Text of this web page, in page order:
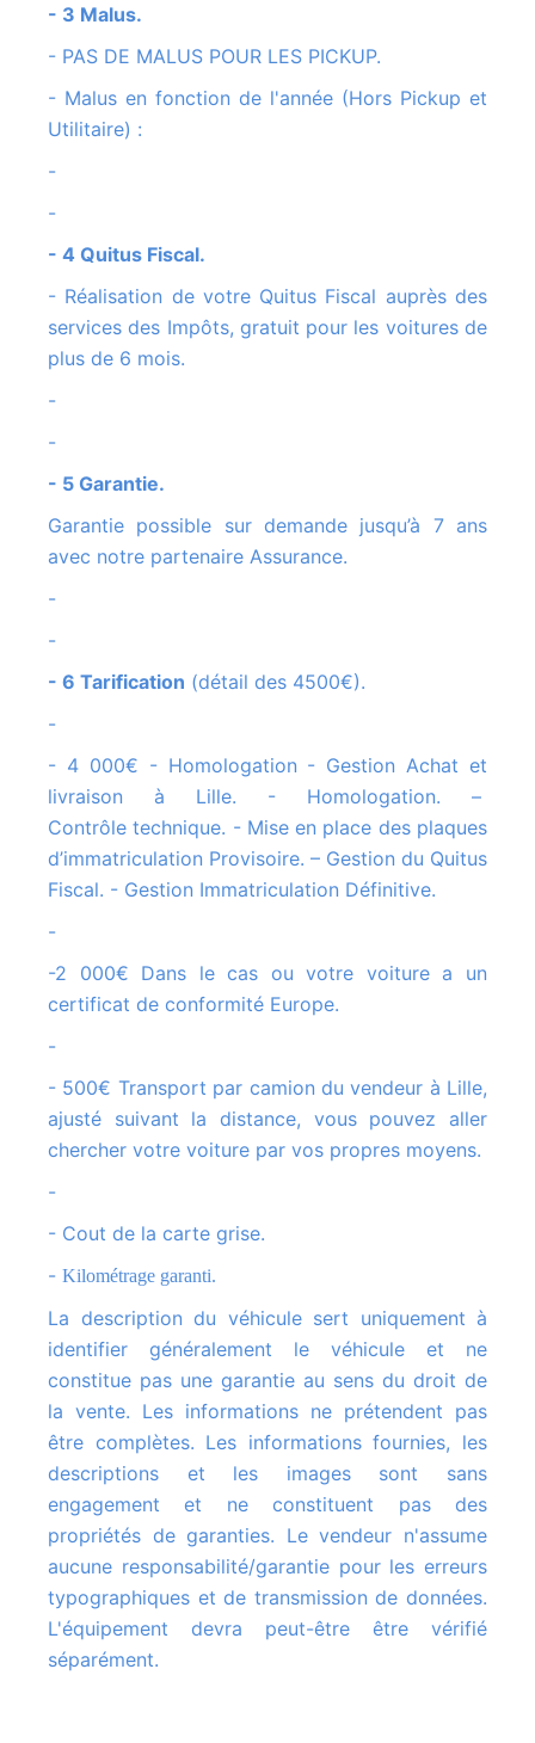
- 3 Malus.
- PAS DE MALUS POUR LES PICKUP.
- Malus en fonction de l'année (Hors Pickup et
Utilitaire) :
-
-
- 4 Quitus Fiscal.
- Réalisation de votre Quitus Fiscal auprès des
services des Impôts, gratuit pour les voitures de
plus de 6 mois.
-
-
- 5 Garantie.
Garantie possible sur demande jusqu’à 7 ans
avec notre partenaire Assurance.
-
-
- 6 Tarification (détail des 4500€).
-
- 4 000€ - Homologation - Gestion Achat et
livraison à Lille. - Homologation. –
Contrôle technique. - Mise en place des plaques
d’immatriculation Provisoire. – Gestion du Quitus
Fiscal. - Gestion Immatriculation Définitive.
-
-2 000€ Dans le cas ou votre voiture a un
certificat de conformité Europe.
-
- 500€ Transport par camion du vendeur à Lille,
ajusté suivant la distance, vous pouvez aller
chercher votre voiture par vos propres moyens.
-
- Cout de la carte grise.
Kilométrage garanti.
La description du véhicule sert uniquement à
identifier généralement le véhicule et ne
constitue pas une garantie au sens du droit de
la vente. Les informations ne prétendent pas
être complètes. Les informations fournies, les
descriptions et les images sont sans
engagement et ne constituent pas des
propriétés de garanties. Le vendeur n'assume
aucune responsabilité/garantie pour les erreurs
typographiques et de transmission de données.
L'équipement devra peut-être être vérifié
séparément.